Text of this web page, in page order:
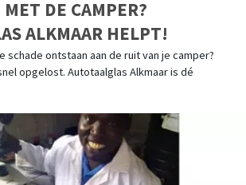
DE CAMPER?
ALKMAAR HELPT!
schade ontstaan aan de ruit van je camper?
opgelost. Autotaalglas Alkmaar is dé